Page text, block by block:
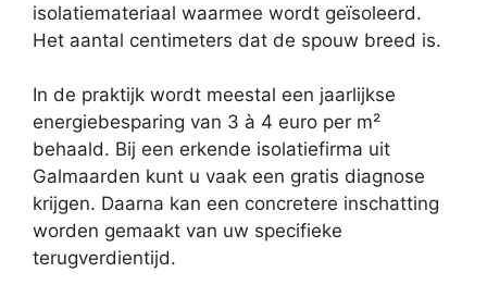
isolatiemateriaal waarmee wordt geïsoleerd.
Het aantal centimeters dat de spouw breed is.
In de praktijk wordt meestal een jaarlijkse
energiebesparing van 3 à 4 euro per m²
behaald. Bij een erkende isolatiefirma uit
Galmaarden kunt u vaak een gratis diagnose
krijgen. Daarna kan een concretere inschatting
worden gemaakt van uw specifieke
terugverdientijd.